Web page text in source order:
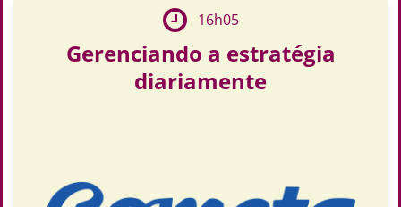
16h05
Gerenciando a estratégia
diariamente